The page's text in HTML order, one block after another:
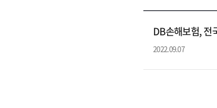
DB손해보험, 전
2022.09.07